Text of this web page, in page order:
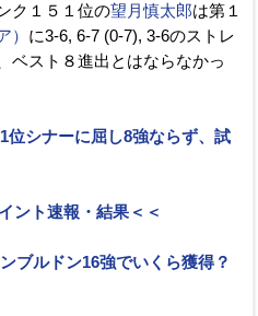
ク１５１位の望月慎太郎は第１
） に3-6, 6-7 (0-7), 3-6のストレ
ベスト８進出とはならなかっ
位シナーに屈し8強ならず、試
ント速報・結果＜＜
ブルドン16強でいくら獲得？